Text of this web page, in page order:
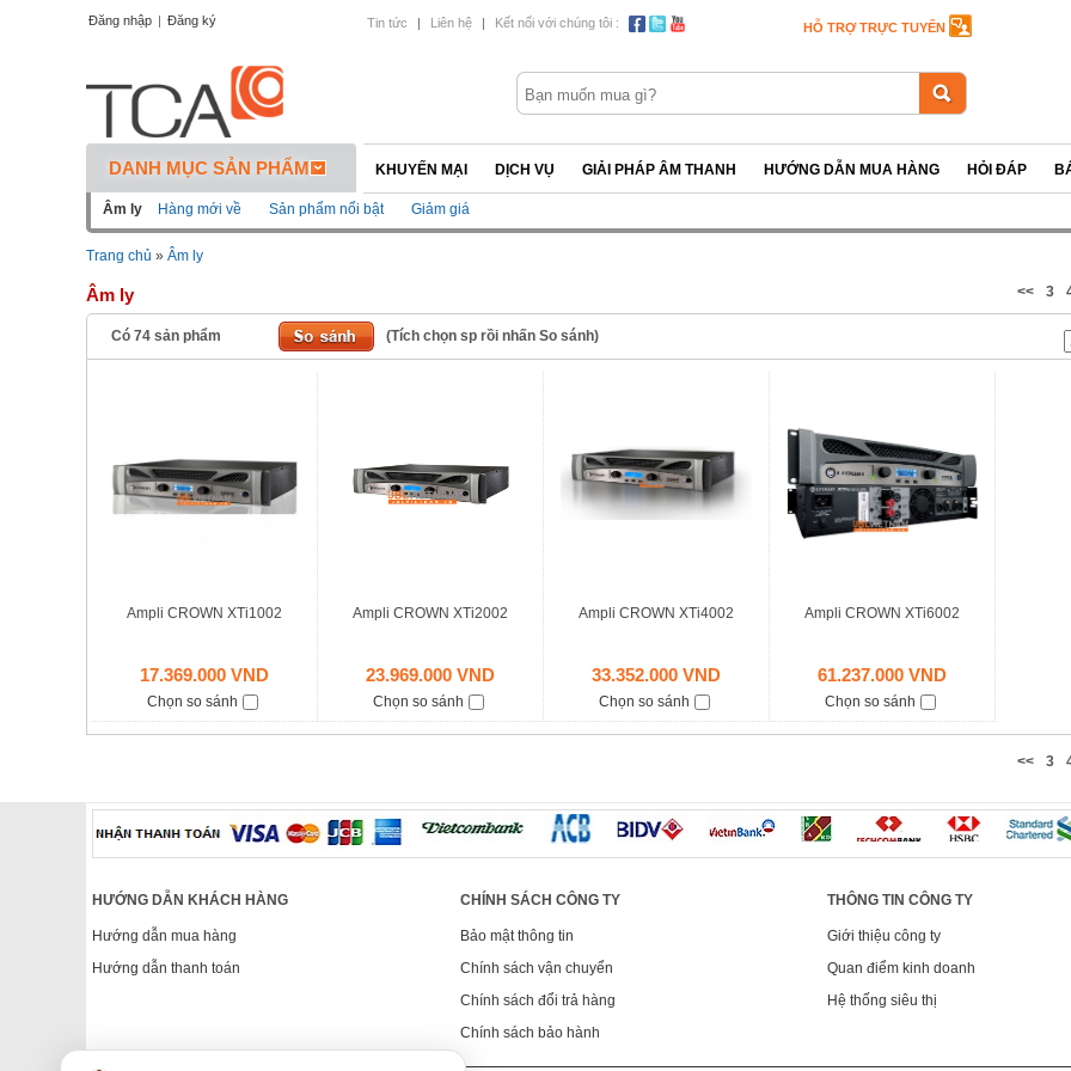
Đăng nhập | Đăng ký Tin tức | Liên hệ | Kết nối với chúng tôi : HỖ TRỢ TRỰC TUYẾN
DANH MỤC SẢN PHẨM KHUYẾN MẠI DỊCH VỤ GIẢI PHÁP ÂM THANH HƯỚNG DẪN MUA HÀNG HỎI ĐÁP
Âm ly Hàng mới về Sản phẩm nổi bật Giảm giá
Trang chủ » Âm ly
Âm ly << 3
Có 74 sản phẩm (Tích chọn sp rồi nhấn So sánh)
Ampli CROWN XTi1002
17.369.000 VND
Chọn so sánh
Ampli CROWN XTi2002
23.969.000 VND
Chọn so sánh
Ampli CROWN XTi4002
33.352.000 VND
Chọn so sánh
Ampli CROWN XTi6002
61.237.000 VND
Chọn so sánh
<< 3
HƯỚNG DẪN KHÁCH HÀNG
Hướng dẫn mua hàng
Hướng dẫn thanh toán
CHÍNH SÁCH CÔNG TY
Bảo mật thông tin
Chính sách vận chuyển
Chính sách đổi trả hàng
Chính sách bảo hành
THÔNG TIN CÔNG TY
Giới thiệu công ty
Quan điểm kinh doanh
Hệ thống siêu thị